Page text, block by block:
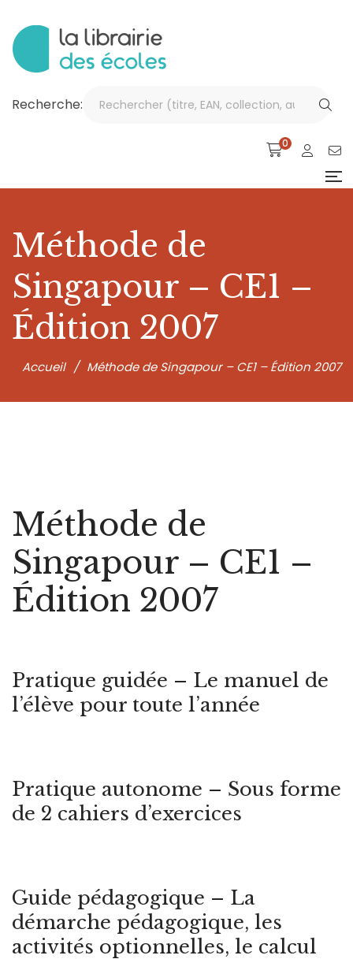
Recherche:
0
Méthode de
Singapour – CE1 –
Édition 2007
Accueil / Méthode de Singapour – CE1 – Édition 2007
Méthode de
Singapour – CE1 –
Édition 2007
Pratique guidée – Le manuel de
l’élève pour toute l’année
Pratique autonome – Sous forme
de 2 cahiers d’exercices
Guide pédagogique – La
démarche pédagogique, les
activités optionnelles, le calcul